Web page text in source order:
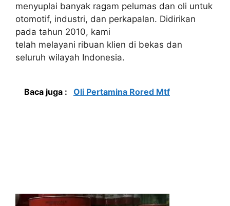
menyuplai banyak ragam pelumas dan oli untuk
otomotif, industri, dan perkapalan. Didirikan
pada tahun 2010, kami
telah melayani ribuan klien di bekas dan
seluruh wilayah Indonesia.
Baca juga : Oli Pertamina Rored Mtf